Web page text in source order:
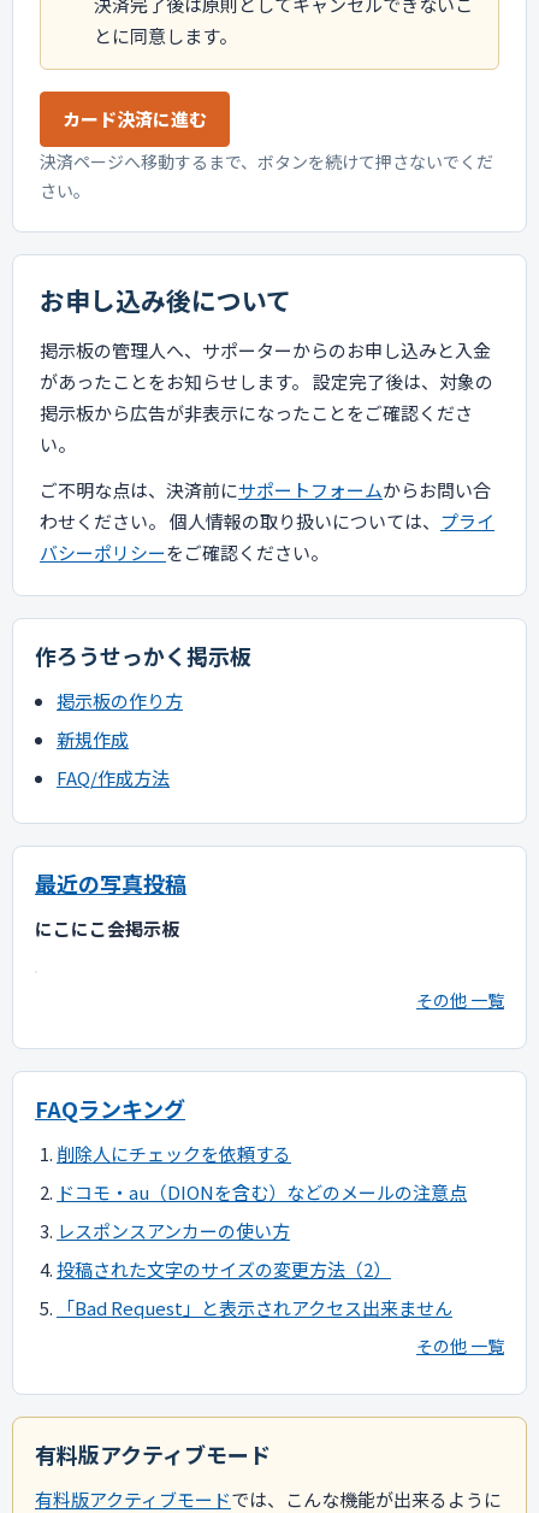
とに同意します。
カード決済に進む
決済ページへ移動するまで、ボタンを続けて押さないでくだ
さい。
お申し込み後について
掲示板の管理人へ、サポーターからのお申し込みと入金
があったことをお知らせします。 設定完了後は、対象の
掲示板から広告が非表示になったことをご確認くださ
い。
ご不明な点は、決済前にサポートフォームからお問い合
わせください。 個人情報の取り扱いについては、 プライ
バシーポリシーをご確認ください。
作ろうせっかく掲示板
掲示板の作り方
新規作成
FAQ/作成方法
最近の写真投稿
にこにこ会掲示板
その他 一覧
FAQランキング
削除人にチェックを依頼する
ドコモ・au（DIONを含む）などのメールの注意点
レスポンスアンカーの使い方
投稿された文字のサイズの変更方法（2）
「Bad Request」と表示されアクセス出来ません
その他 一覧
有料版アクティブモード
有料版アクティブモードでは、こんな機能が出来るように